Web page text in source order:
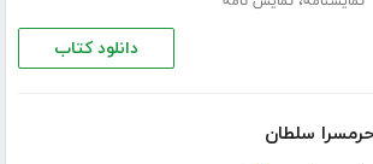
دانلود کتاب
سلطان